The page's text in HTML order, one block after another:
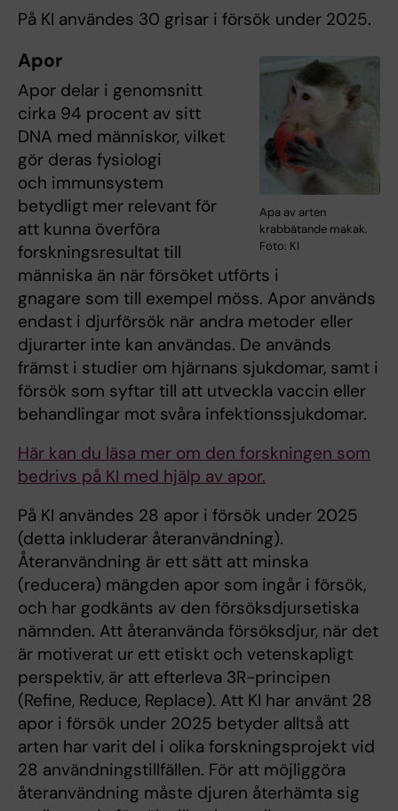
På KI användes 30 grisar i försök under 2025.
Apa av arten
krabbätande makak.
Foto: KI
Apor
Apor delar i genomsnitt
cirka 94 procent av sitt
DNA med människor, vilket
gör deras fysiologi
och immunsystem
betydligt mer relevant för
att kunna överföra
forskningsresultat till
människa än när försöket utförts i
gnagare som till exempel möss. Apor används
endast i djurförsök när andra metoder eller
djurarter inte kan användas. De används
främst i studier om hjärnans sjukdomar, samt i
försök som syftar till att utveckla vaccin eller
behandlingar mot svåra infektionssjukdomar.
Här kan du läsa mer om den forskningen som
bedrivs på KI med hjälp av apor.
På KI användes 28 apor i försök under 2025
(detta inkluderar återanvändning).
Återanvändning är ett sätt att minska
(reducera) mängden apor som ingår i försök,
och har godkänts av den försöksdjursetiska
nämnden. Att återanvända försöksdjur, när det
är motiverat ur ett etiskt och vetenskapligt
perspektiv, är att efterleva 3R-principen
(Refine, Reduce, Replace). Att KI har använt 28
apor i försök under 2025 betyder alltså att
arten har varit del i olika forskningsprojekt vid
28 användningstillfällen. För att möjliggöra
återanvändning måste djuren återhämta sig